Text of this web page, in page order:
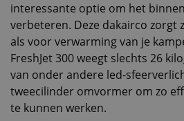
interessante optie om het
verbeteren. Deze dakairco zorgt
als voor verwarming van je
FreshJet 300 weegt slechts 26
van onder andere led-
tweecilinder omvormer om zo
te kunnen werken.